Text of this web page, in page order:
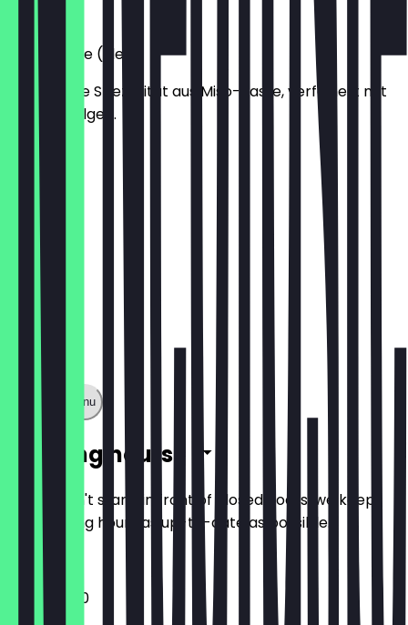
€13.90
Miso-Suppe (klein)
Japanische Spezialität aus Miso-Paste, verfeinert mit
Tofu und Algen.
€5.00
Show full menu
Opening hours
So you don't stand in front of closed doors, we keep
the opening hours as up-to-date as possible.
11:30 - 23:00